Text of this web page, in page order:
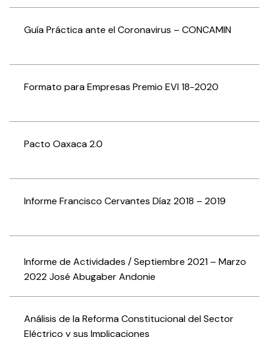
Guía Práctica ante el Coronavirus – CONCAMIN
Formato para Empresas Premio EVI 18-2020
Pacto Oaxaca 2.0
Informe Francisco Cervantes Díaz 2018 – 2019
Informe de Actividades / Septiembre 2021 – Marzo
2022 José Abugaber Andonie
Análisis de la Reforma Constitucional del Sector
Eléctrico y sus Implicaciones